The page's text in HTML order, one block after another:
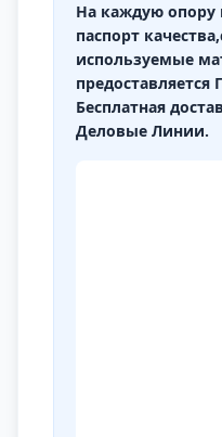
На каждую опору
паспорт
используемые
предоставляется
Бесплатная
Деловые Линии.